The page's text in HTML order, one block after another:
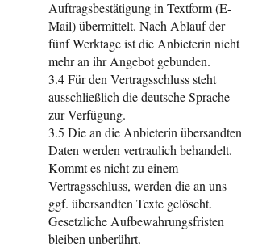
Auftragsbestätigung in Textform (E-
Mail) übermittelt. Nach Ablauf der
fünf Werktage ist die Anbieterin nicht
mehr an ihr Angebot gebunden.
3.4 Für den Vertragsschluss steht
ausschließlich die deutsche Sprache
zur Verfügung.
3.5 Die an die Anbieterin übersandten
Daten werden vertraulich behandelt.
Kommt es nicht zu einem
Vertragsschluss, werden die an uns
ggf. übersandten Texte gelöscht.
Gesetzliche Aufbewahrungsfristen
bleiben unberührt.